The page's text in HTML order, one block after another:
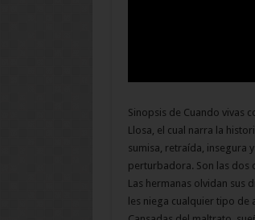
Sinopsis de Cuando vivas
Llosa, el cual narra la
sumisa, retraída, insegura
perturbadora. Son las dos
Las hermanas olvidan sus
les niega cualquier tipo de